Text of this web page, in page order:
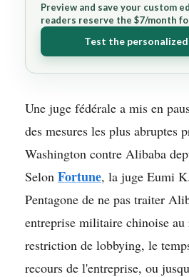
Preview and save your custom
readers reserve the $7/month
Test the
Une juge fédérale a mis en
des mesures les plus abruptes
Washington contre Alibaba
Selon Fortune, la juge Eumi
Pentagone de ne pas traiter
entreprise militaire chinoise au
restriction de lobbying, le
recours de l'entreprise, ou